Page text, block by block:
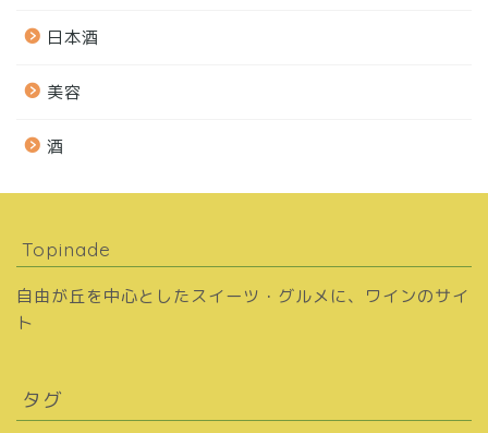
日本酒
美容
酒
Topinade
自由が丘を中心としたスイーツ・グルメに、ワインのサイ
ト
タグ